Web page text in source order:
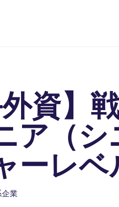
資】
ア（シ
ーレベ
業